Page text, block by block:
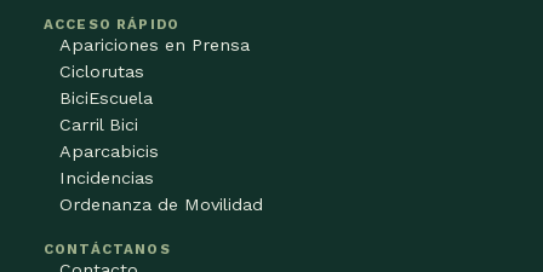
ACCESO RÁPIDO
Apariciones en Prensa
Ciclorutas
BiciEscuela
Carril Bici
Aparcabicis
Incidencias
Ordenanza de Movilidad
CONTÁCTANOS